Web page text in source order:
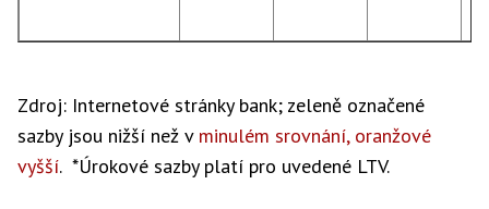
Zdroj: Internetové stránky bank; zeleně označené
sazby jsou nižší než v minulém srovnání, oranžové
vyšší. *Úrokové sazby platí pro uvedené LTV.